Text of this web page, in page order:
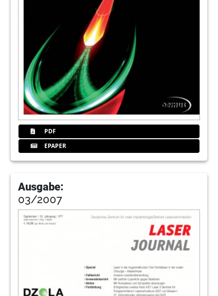
PDF
EPAPER
Ausgabe:
03/2007